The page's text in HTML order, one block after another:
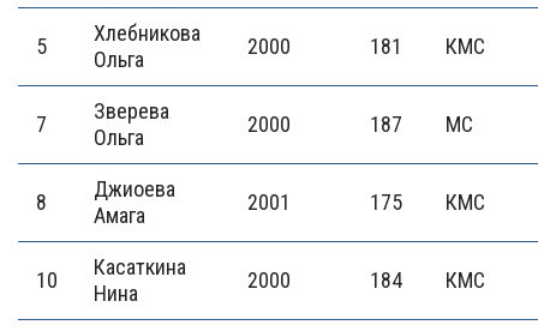
5
Хлебникова
Ольга
2000 181 КМС
7
Зверева
Ольга
2000 187 МС
8
Джиоева
Амага
2001 175 КМС
10
Касаткина
Нина
2000 184 КМС